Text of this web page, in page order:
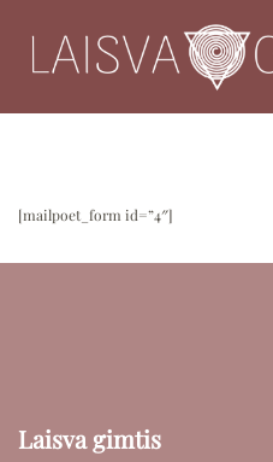
[mailpoet_form id=”4″]
Laisva gimtis